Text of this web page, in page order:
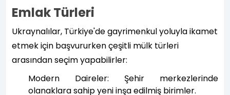
Emlak Türleri
Ukraynalılar, Türkiye'de gayrimenkul yoluyla ikamet
etmek için başvururken çeşitli mülk türleri
arasından seçim yapabilirler:
Modern Daireler: Şehir merkezlerinde
olanaklara sahip yeni inşa edilmiş birimler.